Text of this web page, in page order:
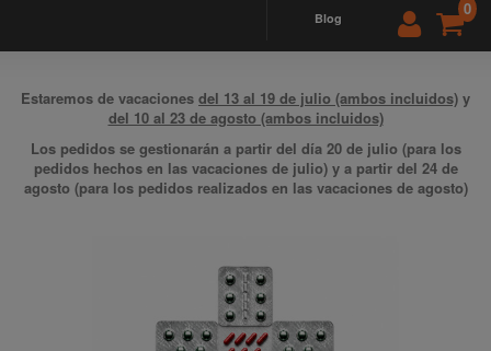
0
blog
Estaremos de vacaciones del 13 al 19 de julio (ambos incluidos) y
del 10 al 23 de agosto (ambos incluidos)
Los pedidos se gestionarán a partir del día 20 de julio (para los
pedidos hechos en las vacaciones de julio) y a partir del 24 de
agosto (para los pedidos realizados en las vacaciones de agosto)